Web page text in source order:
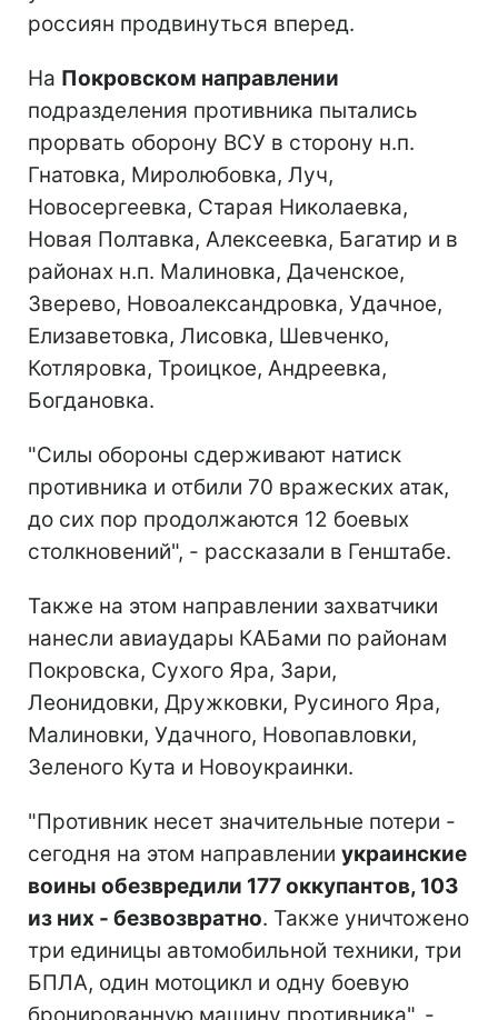
россиян продвинуться вперед.
На Покровском направлении
подразделения противника пытались
прорвать оборону ВСУ в сторону н.п.
Гнатовка, Миролюбовка, Луч,
Новосергеевка, Старая Николаевка,
Новая Полтавка, Алексеевка, Багатир и в
районах н.п. Малиновка, Даченское,
Зверево, Новоалександровка, Удачное,
Елизаветовка, Лисовка, Шевченко,
Котляровка, Троицкое, Андреевка,
Богдановка.
"Силы обороны сдерживают натиск
противника и отбили 70 вражеских атак,
до сих пор продолжаются 12 боевых
столкновений", - рассказали в Генштабе.
Также на этом направлении захватчики
нанесли авиаудары КАБами по районам
Покровска, Сухого Яра, Зари,
Леонидовки, Дружковки, Русиного Яра,
Малиновки, Удачного, Новопавловки,
Зеленого Кута и Новоукраинки.
"Противник несет значительные потери -
сегодня на этом направлении украинские
воины обезвредили 177 оккупантов, 103
из них - безвозвратно. Также уничтожено
три единицы автомобильной техники, три
БПЛА, один мотоцикл и одну боевую
бронированную машину противника", -